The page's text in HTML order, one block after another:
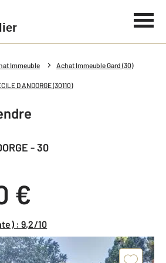
Immeuble Achat Immeuble Gard (30)
D ANDORGE (30110)
- 30
€
: 9,2/10